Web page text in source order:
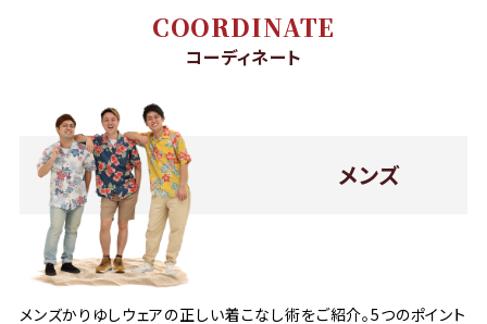
COORDINATE
コーディネート
メンズ
メンズかりゆしウェアの正しい着こなし術をご紹介。5つのポイント